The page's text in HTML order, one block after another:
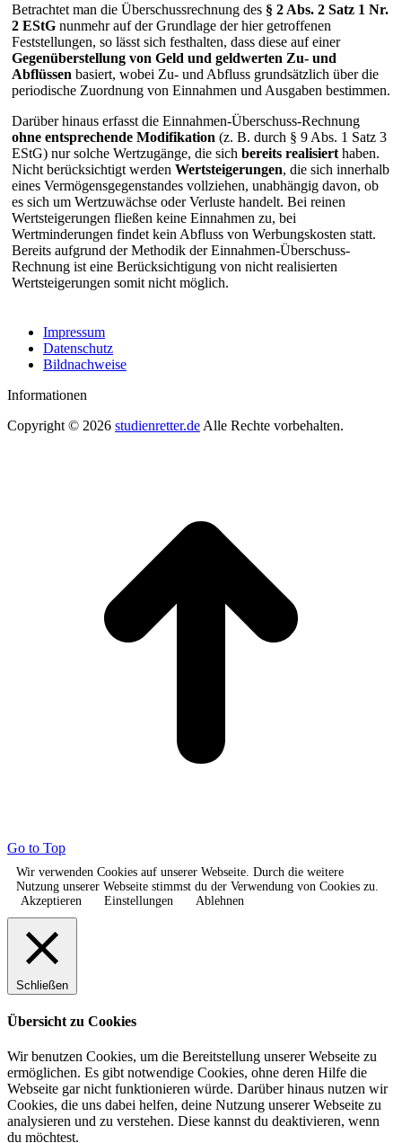
Betrachtet man die Überschussrechnung des § 2 Abs. 2 Satz 1 Nr.
2 EStG nunmehr auf der Grundlage der hier getroffenen
Feststellungen, so lässt sich festhalten, dass diese auf einer
Gegenüberstellung von Geld und geldwerten Zu- und
Abflüssen basiert, wobei Zu- und Abfluss grundsätzlich über die
periodische Zuordnung von Einnahmen und Ausgaben bestimmen.
Darüber hinaus erfasst die Einnahmen-Überschuss-Rechnung
ohne entsprechende Modifikation (z. B. durch § 9 Abs. 1 Satz 3
EStG) nur solche Wertzugänge, die sich bereits realisiert haben.
Nicht berücksichtigt werden Wertsteigerungen, die sich innerhalb
eines Vermögensgegenstandes vollziehen, unabhängig davon, ob
es sich um Wertzuwächse oder Verluste handelt. Bei reinen
Wertsteigerungen fließen keine Einnahmen zu, bei
Wertminderungen findet kein Abfluss von Werbungskosten statt.
Bereits aufgrund der Methodik der Einnahmen-Überschuss-
Rechnung ist eine Berücksichtigung von nicht realisierten
Wertsteigerungen somit nicht möglich.
Impressum
Datenschutz
Bildnachweise
Informationen
Copyright © 2026 studienretter.de Alle Rechte vorbehalten.
Go to Top
Wir verwenden Cookies auf unserer Webseite. Durch die weitere
Nutzung unserer Webseite stimmst du der Verwendung von Cookies zu.
Akzeptieren
Einstellungen Ablehnen
Schließen
Übersicht zu Cookies
Wir benutzen Cookies, um die Bereitstellung unserer Webseite zu
ermöglichen. Es gibt notwendige Cookies, ohne deren Hilfe die
Webseite gar nicht funktionieren würde. Darüber hinaus nutzen wir
Cookies, die uns dabei helfen, deine Nutzung unserer Webseite zu
analysieren und zu verstehen. Diese kannst du deaktivieren, wenn
du möchtest.